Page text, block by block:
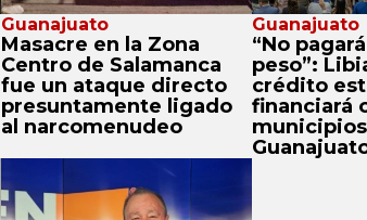
Guanajuato
Masacre en la Zona
Centro de Salamanca
fue un ataque directo
presuntamente ligado
al narcomenudeo
Guanajuato
“No
peso”:
crédito
financiará